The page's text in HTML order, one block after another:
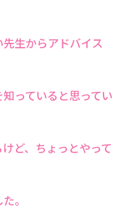
生からアドバイス
っていると思ってい
ど、ちょっとやって
。